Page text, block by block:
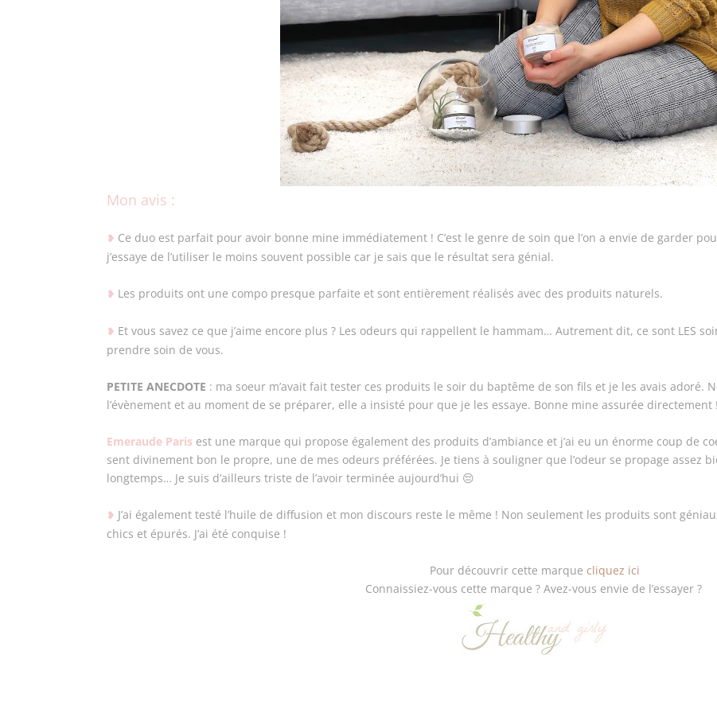
Mon avis :
❥ Ce duo est parfait pour avoir bonne mine immédiatement ! C’est le genre de soin que l’on a envie de garder
j’essaye de l’utiliser le moins souvent possible car je sais que le résultat sera génial.
❥ Les produits ont une compo presque parfaite et sont entièrement réalisés avec des produits naturels.
❥ Et vous savez ce que j’aime encore plus ? Les odeurs qui rappellent le hammam… Autrement dit, ce sont LES
prendre soin de vous.
PETITE ANECDOTE : ma soeur m’avait fait tester ces produits le soir du baptême de son fils et je les avais adoré.
l’évènement et au moment de se préparer, elle a insisté pour que je les essaye. Bonne mine assurée directement !
Emeraude Paris est une marque qui propose également des produits d’ambiance et j’ai eu un énorme coup de
sent divinement bon le propre, une de mes odeurs préférées. Je tiens à souligner que l’odeur se propage assez
longtemps… Je suis d’ailleurs triste de l’avoir terminée aujourd’hui 😔
❥ J’ai également testé l’huile de diffusion et mon discours reste le même ! Non seulement les produits sont
chics et épurés. J’ai été conquise !
Pour découvrir cette marque cliquez ici
Connaissiez-vous cette marque ? Avez-vous envie de l’essayer ?